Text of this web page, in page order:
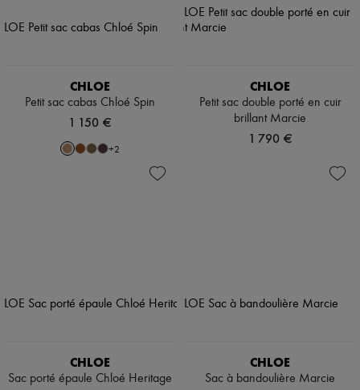
CHLOE
Petit sac cabas Chloé Spin
1 150 €
+2
CHLOE
Petit sac double porté en cuir
brillant Marcie
1 790 €
CHLOE
Sac porté épaule Chloé Heritage
CHLOE
Sac à bandoulière Marcie